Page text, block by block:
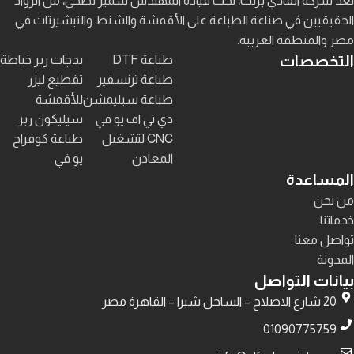
الحقيقيين في صناعة الطباعة على الأقمشة والشنط والتيشيرتات في
مصر والمنطقة العربية.
التخصصات
طباعة DTF
طباعة ترنسفير
طباعة سبليمشن
دي تي اف يو في
CNC لتشغيل
المعادن
بدچات ربر خياطة
تقطيع ليزر
للأقمشة
سيليكون ربر
طباعة كوفراج
يو في
المساعدة
من نحن
خدماتنا
تواصل معنا
المدونة
بيانات التواصل
20 شارع الاصلاح – الساحل شبرا – القاهرة مصر
01090775759